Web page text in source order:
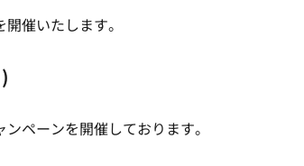
催いたします。
ペーンを開催しております。